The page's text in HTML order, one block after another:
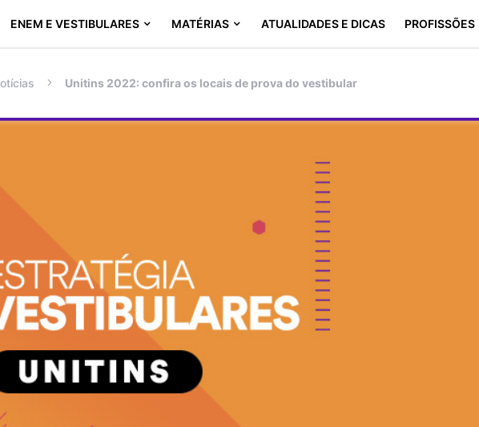
ENEM E VESTIBULARES MATÉRIAS ATUALIDADES E DICAS PROFISSÕES
Unitins 2022: confira os locais de prova do vestibular